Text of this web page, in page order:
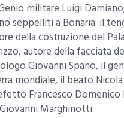
militare Luigi
seppelliti a Bonaria: il
della costruzione del
autore della facciata
Giovanni Spano, il
mondiale, il beato
Francesco
Marghinotti.